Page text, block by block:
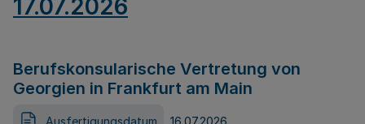
17.07.2026
Berufskonsularische Vertretung von
Georgien in Frankfurt am Main
Ausfertigungsdatum 16.07.2026